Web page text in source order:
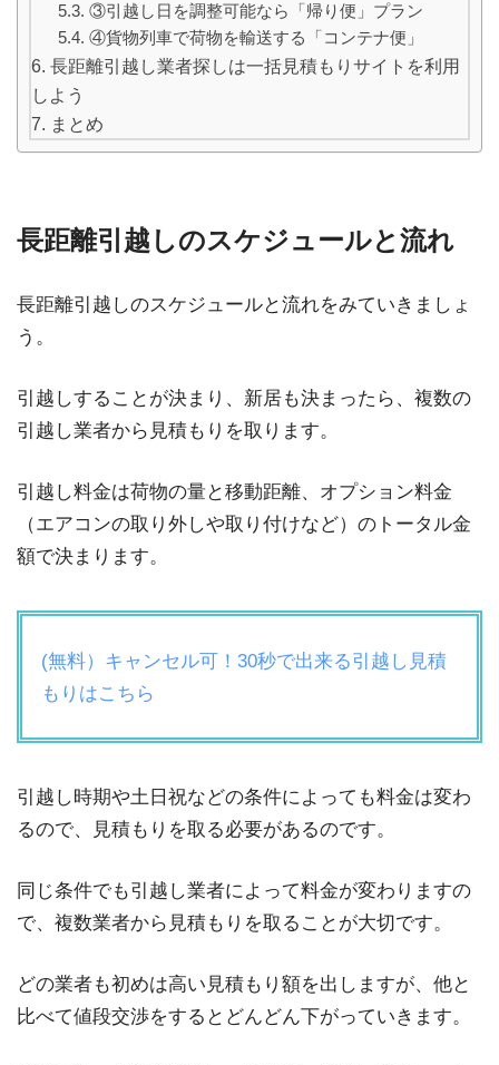
③引越し日を調整可能なら「帰り便」プラン
④貨物列車で荷物を輸送する「コンテナ便」
長距離引越し業者探しは一括見積もりサイトを利用
しよう
まとめ
長距離引越しのスケジュールと流れ
長距離引越しのスケジュールと流れをみていきましょ
う。
引越しすることが決まり、新居も決まったら、複数の
引越し業者から見積もりを取ります。
引越し料金は荷物の量と移動距離、オプション料金
（エアコンの取り外しや取り付けなど）のトータル金
額で決まります。
(無料）キャンセル可！30秒で出来る引越し見積
もりはこちら
引越し時期や土日祝などの条件によっても料金は変わ
るので、見積もりを取る必要があるのです。
同じ条件でも引越し業者によって料金が変わりますの
で、複数業者から見積もりを取ることが大切です。
どの業者も初めは高い見積もり額を出しますが、他と
比べて値段交渉をするとどんどん下がっていきます。